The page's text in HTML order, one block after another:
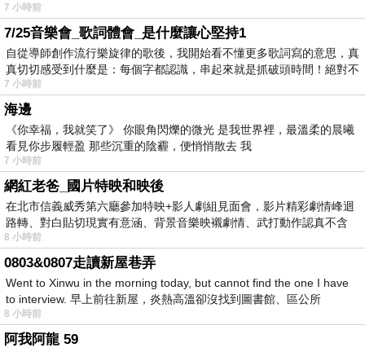
7 小時前
7/25音樂會_歌詞體會_是什麼讓心堅持1
自從導師創作流行樂旋律的歌後，我開始看不懂更多歌詞寫的意思，真
真切切感受到什麼是：每個字都認識，串起來就是抓破頭時間！絕對不
7 小時前
海邊
《你幸福，我就笑了》 你眼角閃爍的微光 是我世界裡，最溫柔的晨曦
看見你步履輕盈 那些沉重的陰霾，便悄悄散去 我
7 小時前
網紅老爸_國片特映和映後
在北市信義威秀第六廳參加特映+影人劇組見面會，影片精彩劇情峰迴
路轉、對白貼切現實有意涵、背景音樂映襯劇情、武打動作認真不含
糊、
8 小時前
0803&0807走讀新屋巷弄
Went to Xinwu in the morning today, but cannot find the one I have
to interview. 早上前往新屋，炎熱高溫卻沒找到圖書館、區公所
8 小時前
阿我阿龍 59